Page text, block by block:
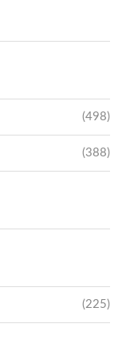
(498)
(388)
(225)